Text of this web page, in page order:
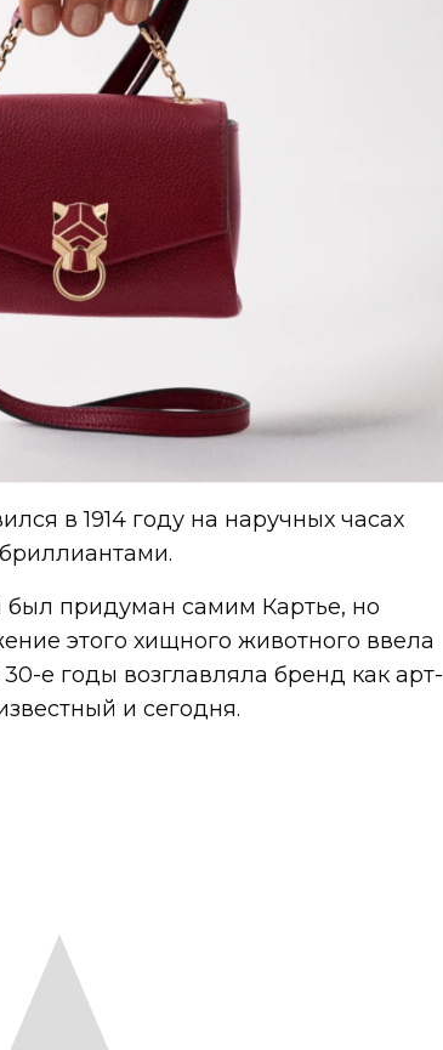
в 1914 году на наручных часах
был придуман самим Картье, но
этого хищного животного ввела
е годы возглавляла бренд как арт-
и сегодня.